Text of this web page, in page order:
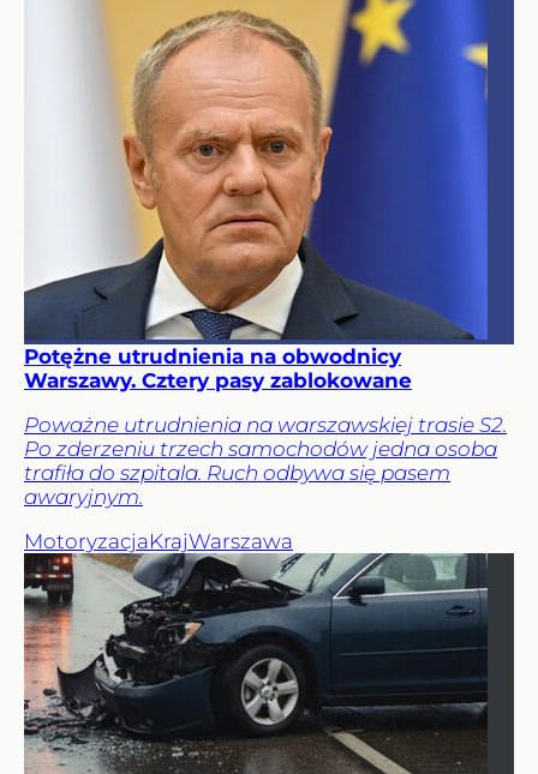
Potężne utrudnienia na obwodnicy
Warszawy. Cztery pasy zablokowane
Poważne utrudnienia na warszawskiej trasie S2.
Po zderzeniu trzech samochodów jedna osoba
trafiła do szpitala. Ruch odbywa się pasem
awaryjnym.
MotoryzacjaKrajWarszawa